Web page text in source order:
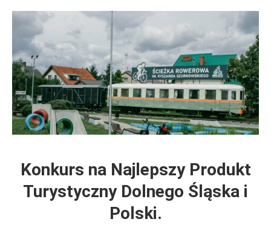
Konkurs na Najlepszy Produkt
Turystyczny Dolnego Śląska i
Polski.